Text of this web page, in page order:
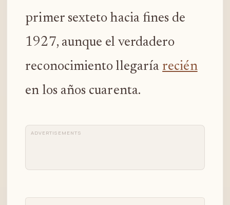
primer sexteto hacia fines de
1927, aunque el verdadero
reconocimiento llegaría recién
en los años cuarenta.
ADVERTISEMENTS